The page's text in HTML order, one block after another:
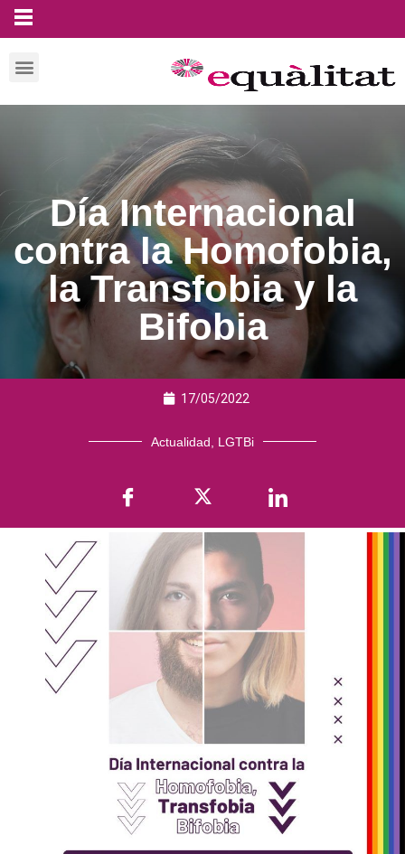
Día Internacional
contra la Homofobia,
la Transfobia y la
Bifobia
17/05/2022
Actualidad LGTBi